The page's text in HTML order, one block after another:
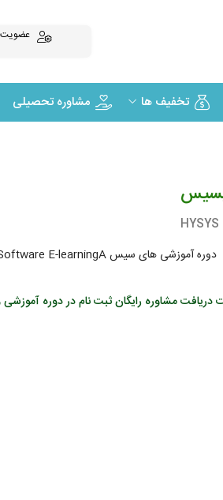
عضویت
تخفیف ها مشاوره تحصیلی
دوره آموزشی های سیس HYSYS Software E-learningA
مشاوره رایگان ثبت نام در دوره آموزشی